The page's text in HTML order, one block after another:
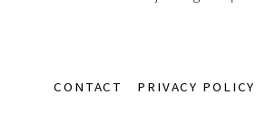
CONTACT PRIVACY POLICY